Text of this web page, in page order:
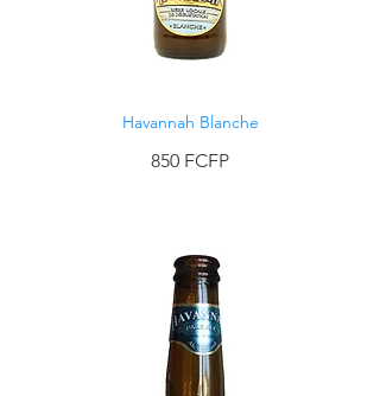
Havannah Blanche
850 FCFP